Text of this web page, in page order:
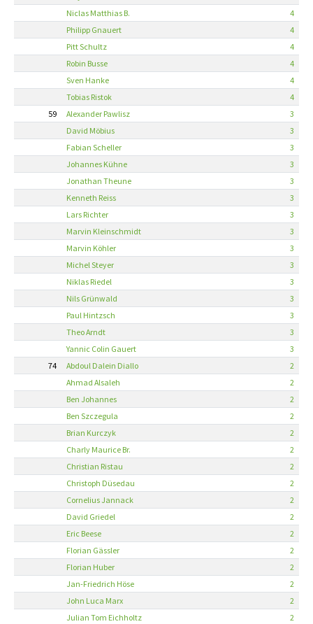
Niclas Matthias B.
4
Philipp Gnauert
4
Pitt Schultz
4
Robin Busse
4
Sven Hanke
4
Tobias Ristok
4
59
Alexander Pawlisz
3
David Möbius
3
Fabian Scheller
3
Johannes Kühne
3
Jonathan Theune
3
Kenneth Reiss
3
Lars Richter
3
Marvin Kleinschmidt
3
Marvin Köhler
3
Michel Steyer
3
Niklas Riedel
3
Nils Grünwald
3
Paul Hintzsch
3
Theo Arndt
3
Yannic Colin Gauert
3
74
Abdoul Dalein Diallo
2
Ahmad Alsaleh
2
Ben Johannes
2
Ben Szczegula
2
Brian Kurczyk
2
Charly Maurice Br.
2
Christian Ristau
2
Christoph Düsedau
2
Cornelius Jannack
2
David Griedel
2
Eric Beese
2
Florian Gässler
2
Florian Huber
2
Jan-Friedrich Höse
2
John Luca Marx
2
Julian Tom Eichholtz
2